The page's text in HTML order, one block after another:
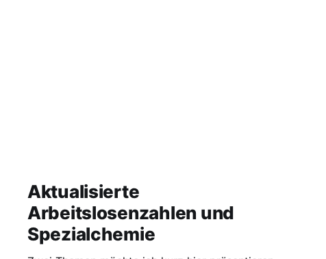
Aktualisierte
Arbeitslosenzahlen und
Spezialchemie